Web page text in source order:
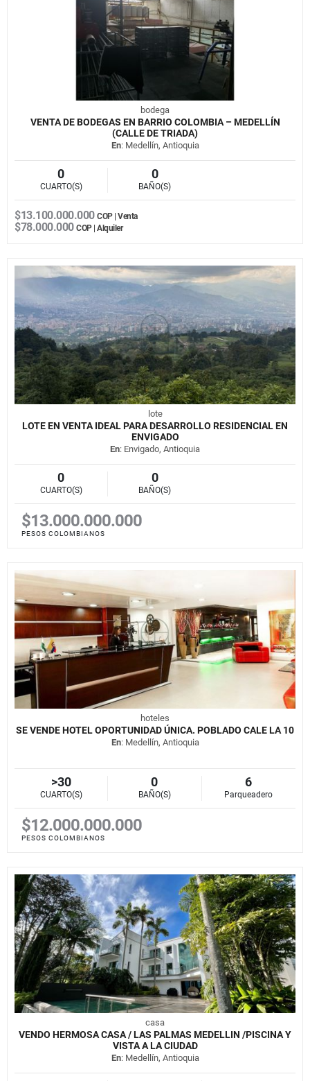
bodega
VENTA DE BODEGAS EN BARRIO COLOMBIA – MEDELLÍN
(CALLE DE TRIADA)
En: Medellín, Antioquia
0
CUARTO(S)
0
BAÑO(S)
$13.100.000.000 COP | Venta
$78.000.000 COP | Alquiler
lote
LOTE EN VENTA IDEAL PARA DESARROLLO RESIDENCIAL EN
ENVIGADO
En: Envigado, Antioquia
0
CUARTO(S)
0
BAÑO(S)
$13.000.000.000
PESOS COLOMBIANOS
hoteles
SE VENDE HOTEL OPORTUNIDAD ÚNICA. POBLADO CALE LA 10
En: Medellín, Antioquia
>30
CUARTO(S)
0
BAÑO(S)
6
Parqueadero
$12.000.000.000
PESOS COLOMBIANOS
casa
VENDO HERMOSA CASA / LAS PALMAS MEDELLIN /PISCINA Y
VISTA A LA CIUDAD
En: Medellín, Antioquia